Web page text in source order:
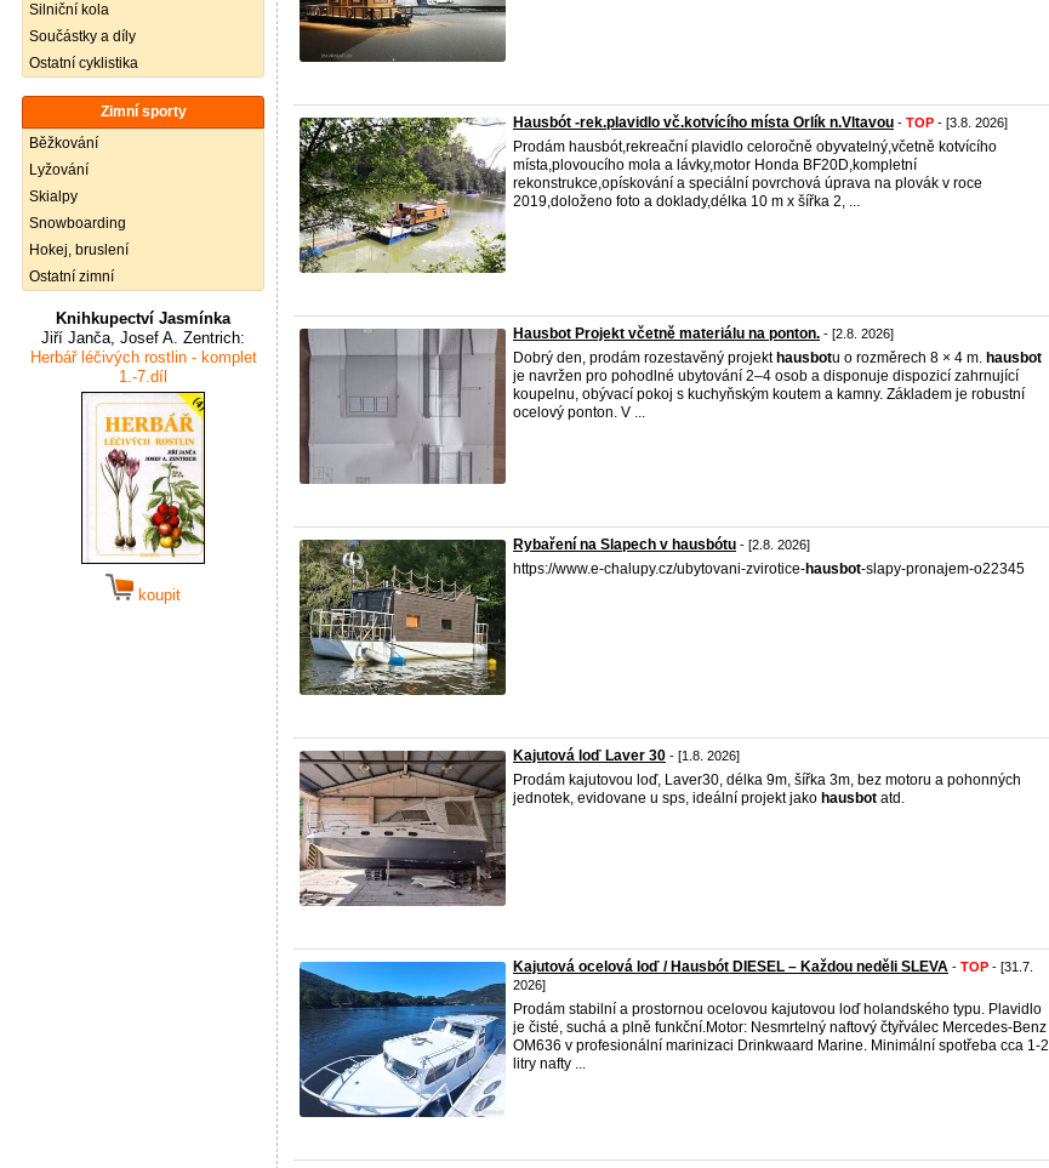
Silniční kola
Součástky a díly
Ostatní cyklistika
Zimní sporty
Běžkování
Lyžování
Skialpy
Snowboarding
Hokej, bruslení
Ostatní zimní
Knihkupectví Jasmínka
Jiří Janča, Josef A. Zentrich:
Herbář léčivých rostlin - komplet
1.-7.díl
koupit
Hausbót -rek.plavidlo vč.kotvícího místa Orlík n.Vltavou - TOP - [3.8. 2026]
Prodám hausbót,rekreační plavidlo celoročně obyvatelný,včetně kotvícího
místa,plovoucího mola a lávky,motor Honda BF20D,kompletní
rekonstrukce,opískování a speciální povrchová úprava na plovák v roce
2019,doloženo foto a doklady,délka 10 m x šířka 2, ...
Hausbot Projekt včetně materiálu na ponton. - [2.8. 2026]
Dobrý den, prodám rozestavěný projekt hausbotu o rozměrech 8 × 4 m. hausbot
je navržen pro pohodlné ubytování 2–4 osob a disponuje dispozicí zahrnující
koupelnu, obývací pokoj s kuchyňským koutem a kamny. Základem je robustní
ocelový ponton. V ...
Rybaření na Slapech v hausbótu - [2.8. 2026]
https://www.e-chalupy.cz/ubytovani-zvirotice-hausbot-slapy-pronajem-o22345
Kajutová loď Laver 30 - [1.8. 2026]
Prodám kajutovou loď, Laver30, délka 9m, šířka 3m, bez motoru a pohonných
jednotek, evidovane u sps, ideální projekt jako hausbot atd.
Kajutová ocelová loď / Hausbót DIESEL – Každou neděli SLEVA - TOP - [31.7.
2026]
Prodám stabilní a prostornou ocelovou kajutovou loď holandského typu. Plavidlo
je čisté, suchá a plně funkční.Motor: Nesmrtelný naftový čtyřválec Mercedes-Benz
OM636 v profesionální marinizaci Drinkwaard Marine. Minimální spotřeba cca 1-2
litry nafty ...